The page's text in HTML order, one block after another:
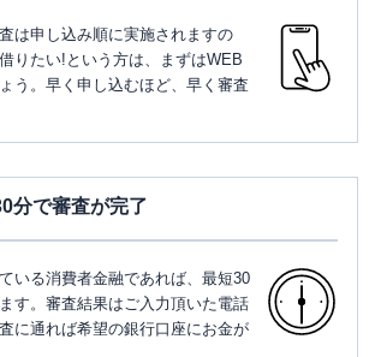
は申し込み順に実施されますの
りたい!という方は、まずはWEB
う。早く申し込むほど、早く審査
分で審査が完了
いる消費者金融であれば、最短30
す。審査結果はご入力頂いた電話
に通れば希望の銀行口座にお金が